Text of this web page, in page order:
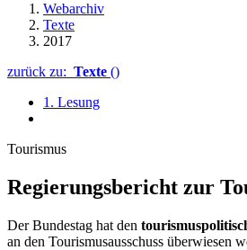
Webarchiv
Texte
2017
zurück zu: Texte ()
1. Lesung
Tourismus
Regierungsbericht zur
Der Bundestag hat den
an den Tourismusausschuss überwiesen